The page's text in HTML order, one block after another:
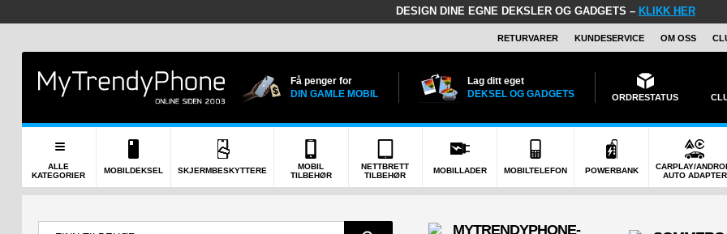
DESIGN DINE EGNE DEKSLER OG GADGETS – KLIKK HER
RETURVARER KUNDESERVICE OM OSS
Få penger for
DIN GAMLE MOBIL
Lag ditt eget
DEKSEL OG GADGETS
ORDRESTATUS
ALLE
KATEGORIER
MOBILDEKSEL SKJERMBESKYTTERE
MOBIL
TILBEHØR
NETTBRETT
TILBEHØR
MOBILLADER MOBILTELEFON POWERBANK
CARPLAY/
AUTO ADAPTER